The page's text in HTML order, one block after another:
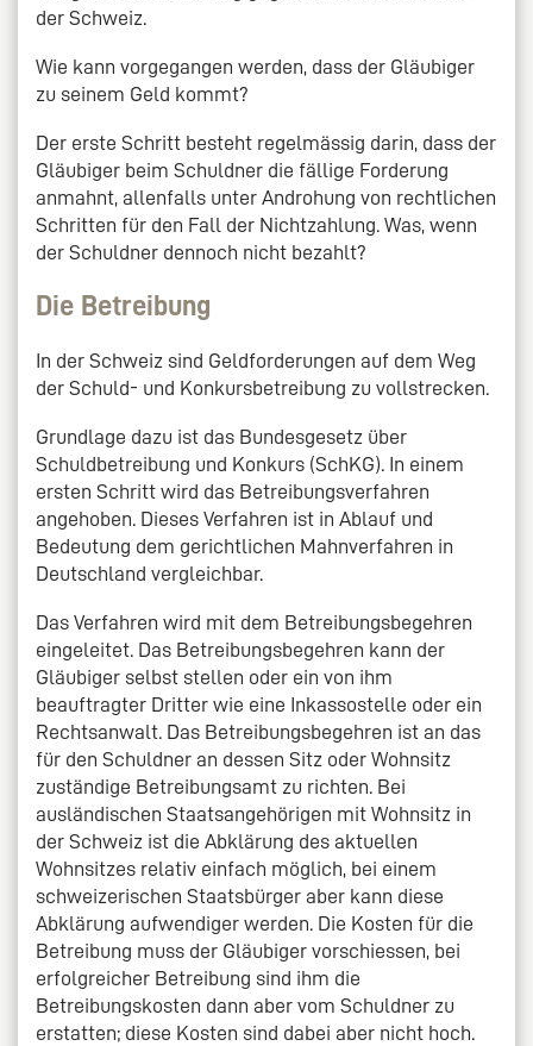
der Schweiz.
Wie kann vorgegangen werden, dass der Gläubiger
zu seinem Geld kommt?
Der erste Schritt besteht regelmässig darin, dass der
Gläubiger beim Schuldner die fällige Forderung
anmahnt, allenfalls unter Androhung von rechtlichen
Schritten für den Fall der Nichtzahlung. Was, wenn
der Schuldner dennoch nicht bezahlt?
Die Betreibung
In der Schweiz sind Geldforderungen auf dem Weg
der Schuld- und Konkursbetreibung zu vollstrecken.
Grundlage dazu ist das Bundesgesetz über
Schuldbetreibung und Konkurs (SchKG). In einem
ersten Schritt wird das Betreibungsverfahren
angehoben. Dieses Verfahren ist in Ablauf und
Bedeutung dem gerichtlichen Mahnverfahren in
Deutschland vergleichbar.
Das Verfahren wird mit dem Betreibungsbegehren
eingeleitet. Das Betreibungsbegehren kann der
Gläubiger selbst stellen oder ein von ihm
beauftragter Dritter wie eine Inkassostelle oder ein
Rechtsanwalt. Das Betreibungsbegehren ist an das
für den Schuldner an dessen Sitz oder Wohnsitz
zuständige Betreibungsamt zu richten. Bei
ausländischen Staatsangehörigen mit Wohnsitz in
der Schweiz ist die Abklärung des aktuellen
Wohnsitzes relativ einfach möglich, bei einem
schweizerischen Staatsbürger aber kann diese
Abklärung aufwendiger werden. Die Kosten für die
Betreibung muss der Gläubiger vorschiessen, bei
erfolgreicher Betreibung sind ihm die
Betreibungskosten dann aber vom Schuldner zu
erstatten; diese Kosten sind dabei aber nicht hoch.